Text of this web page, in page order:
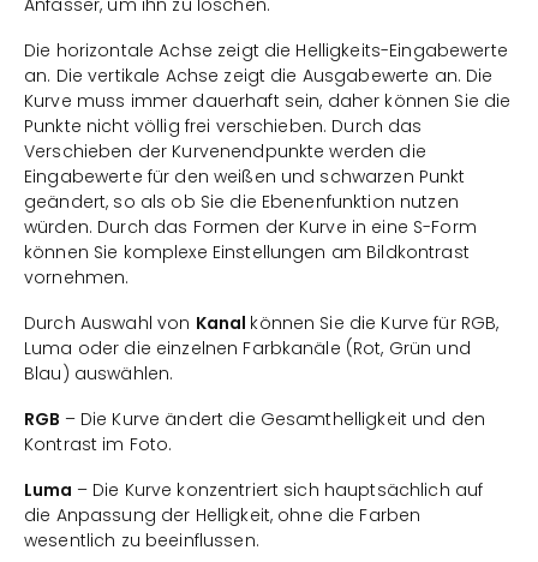
Anfasser, um ihn zu löschen.
Die horizontale Achse zeigt die Helligkeits-Eingabewerte
an. Die vertikale Achse zeigt die Ausgabewerte an. Die
Kurve muss immer dauerhaft sein, daher können Sie die
Punkte nicht völlig frei verschieben. Durch das
Verschieben der Kurvenendpunkte werden die
Eingabewerte für den weißen und schwarzen Punkt
geändert, so als ob Sie die Ebenenfunktion nutzen
würden. Durch das Formen der Kurve in eine S-Form
können Sie komplexe Einstellungen am Bildkontrast
vornehmen.
Durch Auswahl von Kanal können Sie die Kurve für RGB,
Luma oder die einzelnen Farbkanäle (Rot, Grün und
Blau) auswählen.
RGB – Die Kurve ändert die Gesamthelligkeit und den
Kontrast im Foto.
Luma – Die Kurve konzentriert sich hauptsächlich auf
die Anpassung der Helligkeit, ohne die Farben
wesentlich zu beeinflussen.